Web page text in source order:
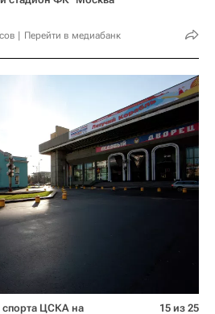
Перейти в медиабанк
ЦСКА на
15 из 25